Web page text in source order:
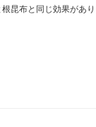
昆布と同じ効果があ